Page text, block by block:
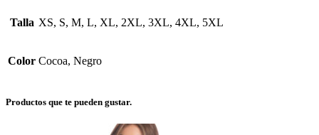
Talla XS, S, M, L, XL, 2XL, 3XL, 4XL, 5XL
Color Cocoa, Negro
Productos que te pueden gustar.